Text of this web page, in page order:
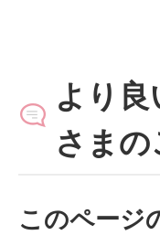
より
さま
このページ